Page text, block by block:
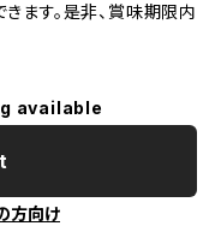
ます。是非、賞味期限内
available
方向け